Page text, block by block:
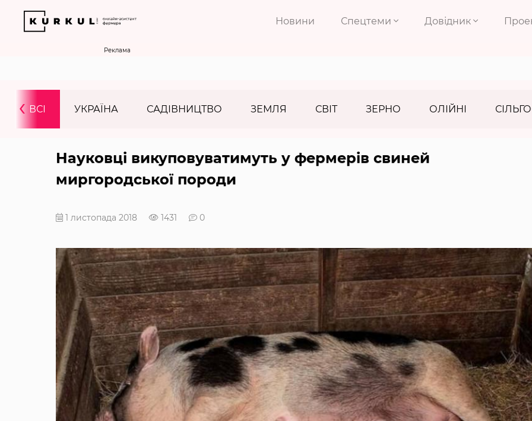
Новини Спецтеми Довідник
Реклама
ВСІ УКРАЇНА САДІВНИЦТВО ЗЕМЛЯ СВІТ ЗЕРНО ОЛІЙНІ
‹
Науковці викуповуватимуть у фермерів свиней
миргородської породи
1 листопада 2018 1431 0